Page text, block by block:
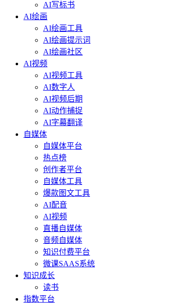
AI写标书
AI绘画
AI绘画工具
AI绘画提示词
AI绘画社区
AI视频
AI视频工具
AI数字人
AI视频后期
AI动作捕捉
AI字幕翻译
自媒体
自媒体平台
热点榜
创作者平台
自媒体工具
爆款图文工具
AI配音
AI视频
直播自媒体
音频自媒体
知识付费平台
微课SAAS系统
知识成长
读书
指数平台